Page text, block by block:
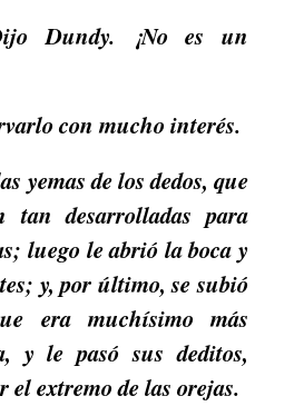
Dundy. ¡No es un
con mucho interés.
yemas de los dedos, que
tan desarrolladas para
luego le abrió la boca y
y, por último, se subió
era muchísimo más
y le pasó sus deditos,
el extremo de las orejas.